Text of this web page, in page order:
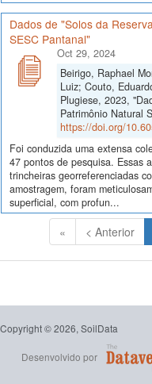
Dados de "Solos da
SESC Pantanal"
Oct 29, 2024
Beirigo, Raphael
Luiz; Couto,
Plugiese, 2023,
Patrimônio Natural
https://doi.org/
Foi conduzida uma extensa
47 pontos de pesquisa. Essas
trincheiras georreferenciadas
amostragem, foram
superficial, com profun...
« < Anterior
Copyright © 2026, SoilData
Desenvolvido por